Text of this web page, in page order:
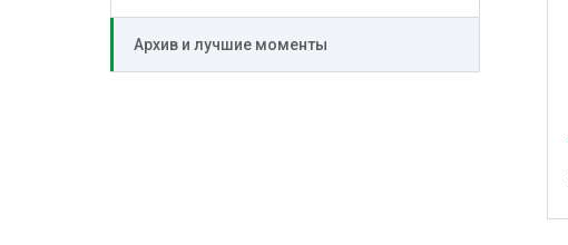
Архив и лучшие моменты